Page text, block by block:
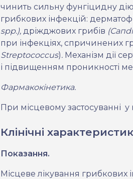
чинить сильну фунгіцидну
грибкових інфекцій:
spp.), дріжджових грибів (Сап
при інфекціях, спричинених
Streptococcus). Механізм дії
і підвищенням проникності
Фармакокінетика.
При місцевому застосуванні у
Клінічні
Показання.
Місцеве лікування грибкових